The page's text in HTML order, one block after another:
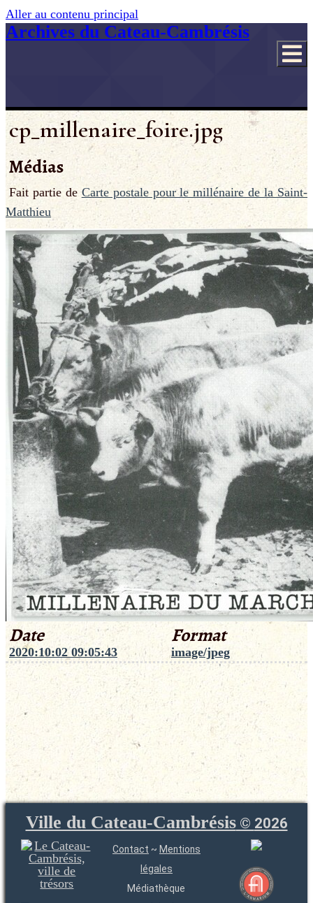
Aller au contenu principal
Archives du Cateau-Cambrésis
cp_millenaire_foire.jpg
Médias
Fait partie de Carte postale pour le millénaire de la Saint-
Matthieu
Date
2020:10:02 09:05:43
Format
image/jpeg
Ville du Cateau-Cambrésis© 2026
Contact ~ Mentions
légales
Médiathèque